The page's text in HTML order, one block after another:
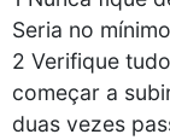
Seria no
2 Verifique
começar a
duas vezes